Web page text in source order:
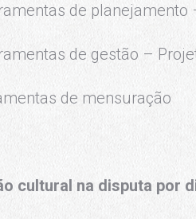
de planejamento
de gestão –
de mensuração
cultural na disputa por